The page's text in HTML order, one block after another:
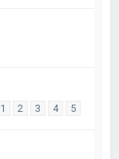
1 2 3 4 5